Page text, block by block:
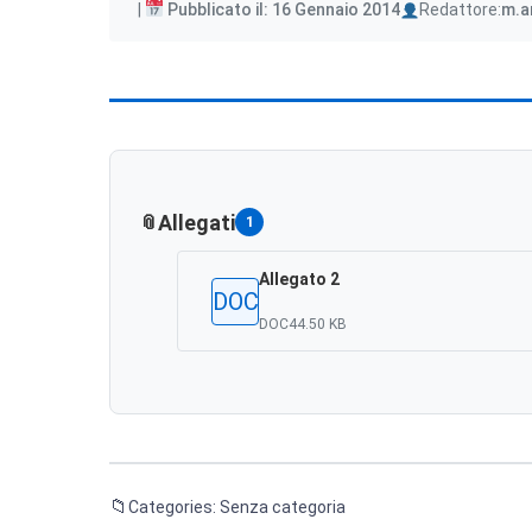
Pubblicato il: 16 Gennaio 2014 Redattore:
Author
Allegati 1
DOC
Allegato 2
DOC44.50 KB
Categories: Senza categoria